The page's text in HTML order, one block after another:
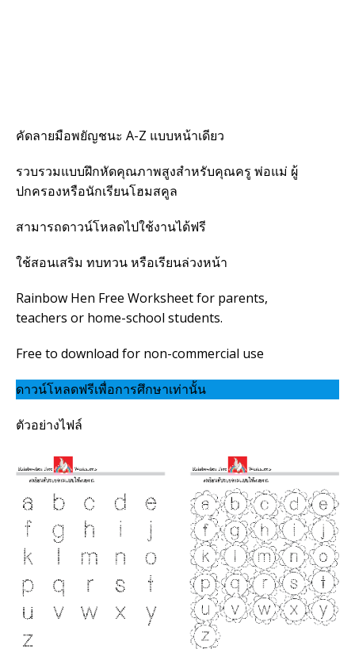
คัดลายมือพยัญชนะ A-Z แบบหน้าเดียว
รวบรวมแบบฝึกหัดคุณภาพสูงสำหรับคุณครู พ่อแม่ ผู้
ปกครองหรือนักเรียนโฮมสคูล
สามารถดาวน์โหลดไปใช้งานได้ฟรี
ใช้สอนเสริม ทบทวน หรือเรียนล่วงหน้า
Rainbow Hen Free Worksheet for parents,
teachers or home-school students.
Free to download for non-commercial use
ดาวน์โหลดฟรีเพื่อการศึกษาเท่านั้น
ตัวอย่างไฟล์